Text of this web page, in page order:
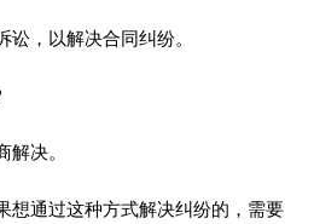
讼，以解决合同纠纷。
解决。
想通过这种方式解决纠纷的，需要